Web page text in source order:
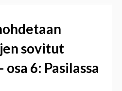
sovitut
6: Pasilassa